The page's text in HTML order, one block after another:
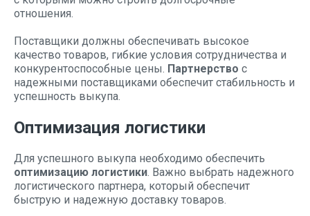
отношения.
Поставщики должны обеспечивать высокое
качество товаров, гибкие условия сотрудничества и
конкурентоспособные цены. Партнерство с
надежными поставщиками обеспечит стабильность и
успешность выкупа.
Оптимизация логистики
Для успешного выкупа необходимо обеспечить
оптимизацию логистики. Важно выбрать надежного
логистического партнера, который обеспечит
быструю и надежную доставку товаров.